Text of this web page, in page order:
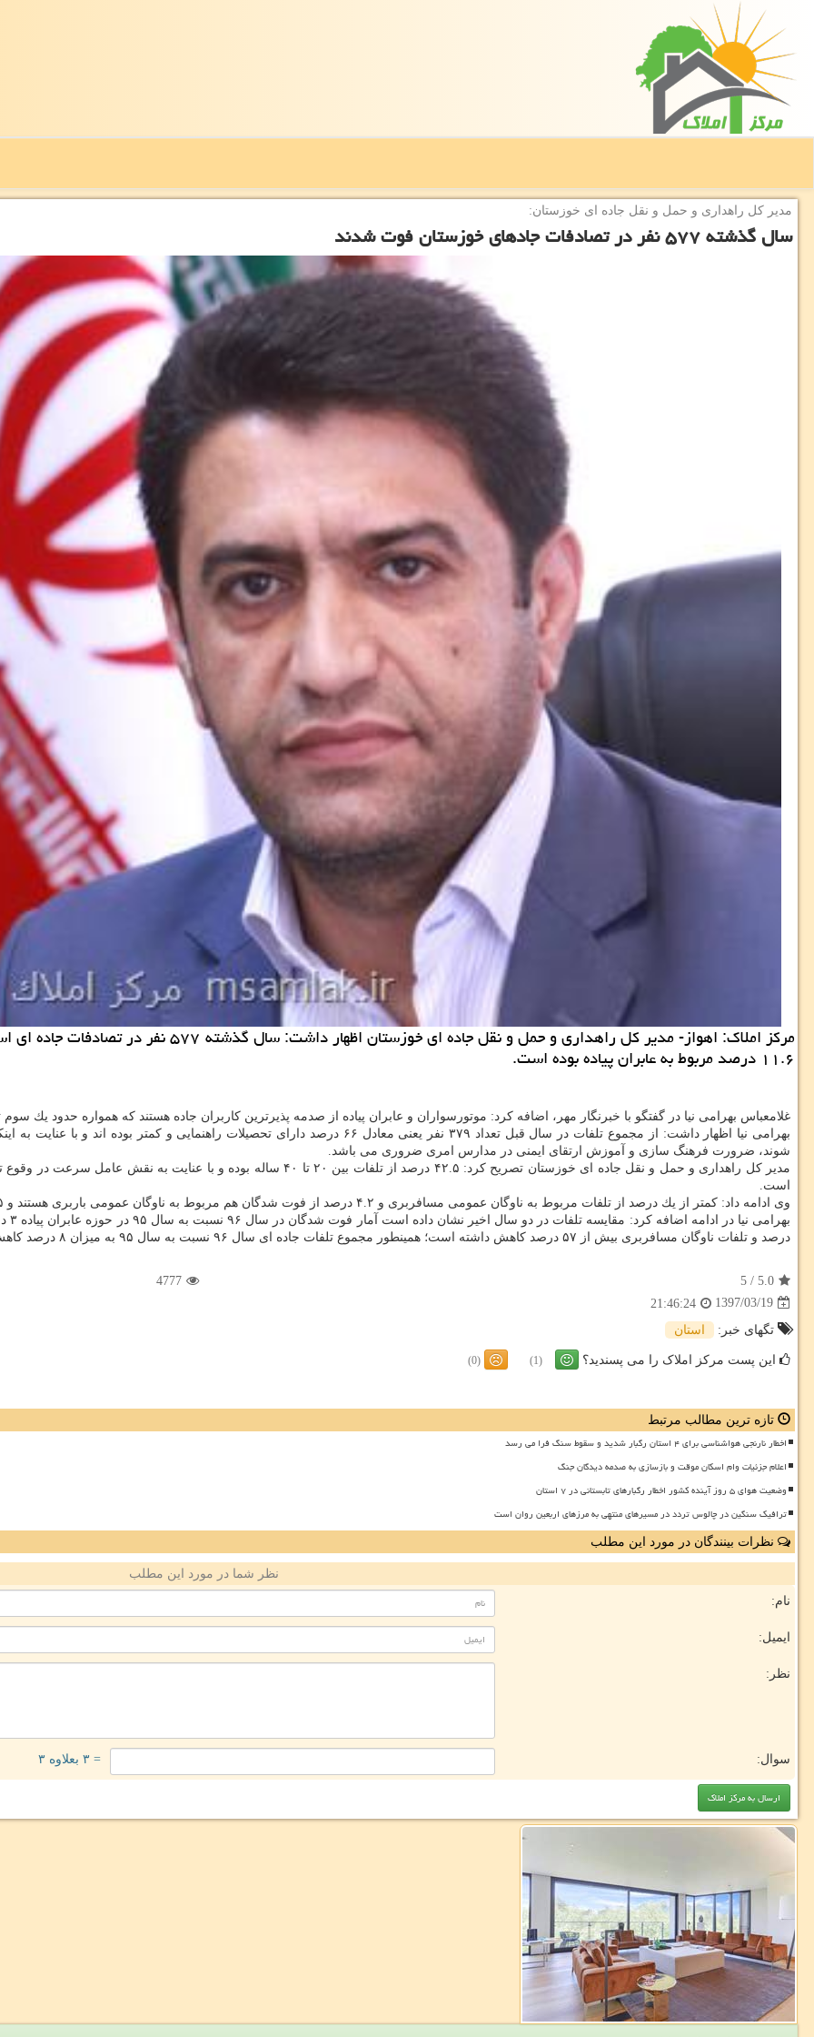
مدیر كل راهداری و حمل و نقل جاده ای خوزستان:
سال گذشته ۵۷۷ نفر در تصادفات جادهای خوزستان فوت شدند
۱۱.۶ درصد مربوط به عابران پیاده بوده است.
غلامعباس بهرامی نیا در گفتگو با خبرنگار مهر، اضافه كرد: موتورسواران و عابران پیاده از صدمه پذیرترین كاربران جاده هستند كه همواره حدود یك
شوند، ضرورت فرهنگ سازی و آموزش ارتقای ایمنی در مدارس امری ضروری می باشد.
مدیر كل راهداری و حمل و نقل جاده ای خوزستان تصریح كرد: ۴۲.۵ درصد از تلفات بین ۲۰ تا
است.
وی ادامه داد: كمتر از یك درصد از تلفات مربوط به ناوگان عمومی مسافربری و ۴.۲ درصد از فوت شدگان هم مربوط به ناوگان عمومی باربری هستند و ۹۵ درصد تصادفات منجر به فوت در خودروهای شخصی رخ داده است.
درصد و تلفات ناوگان مسافربری بیش از ۵۷ درصد كاهش داشته است؛ همینطور مجموع تلفات جاده ای سال ۹۶ نسبت به سال ۹۵ به میزان ۸ درصد كاهش پیدا كرده است.
5.0
/
5
4777
1397/03/19
21:46:24
تگهای خبر:
استان
این پست مرکز املاک را می پسندید؟ (1)
(0)
تازه ترین مطالب مرتبط
اخطار نارنجی هواشناسی برای ۴ استان رگبار شدید و سقوط سنگ فرا می رسد
اعلام جزئیات وام اسکان موقت و بازسازی به صدمه دیدگان جنگ
وضعیت هوای ۵ روز آینده کشور اخطار رگبارهای تابستانی در ۷ استان
ترافیک سنگین در چالوس تردد در مسیرهای منتهی به مرزهای اربعین روان است
نظرات بینندگان در مورد این مطلب
نظر شما در مورد این مطلب
نام:
ایمیل:
نظر:
سوال: = ۳ بعلاوه ۳